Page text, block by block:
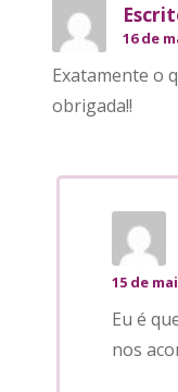
16 de
Exatamente o
obrigada!!
15 de
Eu é
nos